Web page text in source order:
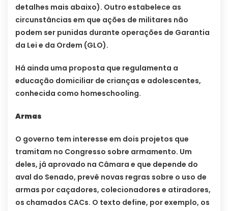
detalhes mais abaixo). Outro estabelece as
circunstâncias em que ações de militares não
podem ser punidas durante operações de Garantia
da Lei e da Ordem (GLO).
Há ainda uma proposta que regulamenta a
educação domiciliar de crianças e adolescentes,
conhecida como homeschooling.
Armas
O governo tem interesse em dois projetos que
tramitam no Congresso sobre armamento. Um
deles, já aprovado na Câmara e que depende do
aval do Senado, prevê novas regras sobre o uso de
armas por caçadores, colecionadores e atiradores,
os chamados CACs. O texto define, por exemplo, os